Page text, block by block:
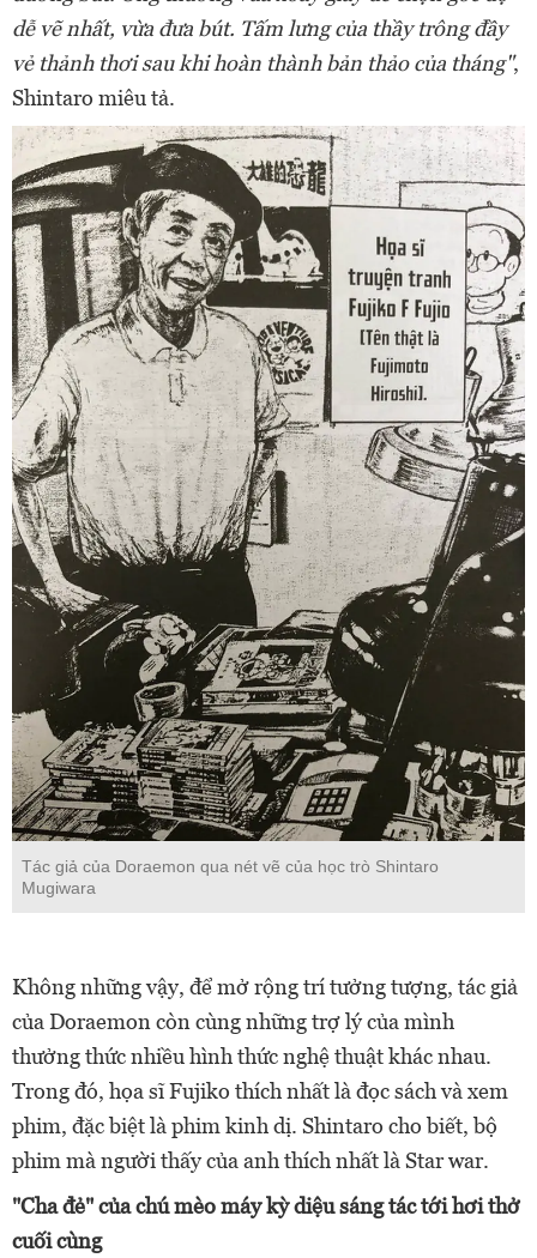
dễ vẽ nhất, vừa đưa bút. Tấm lưng của thầy trông đầy
vẻ thảnh thơi sau khi hoàn thành bản thảo của tháng",
Shintaro miêu tả.
Tác giả của Doraemon qua nét vẽ của học trò Shintaro
Mugiwara
Không những vậy, để mở rộng trí tưởng tượng, tác giả
của Doraemon còn cùng những trợ lý của mình
thưởng thức nhiều hình thức nghệ thuật khác nhau.
Trong đó, họa sĩ Fujiko thích nhất là đọc sách và xem
phim, đặc biệt là phim kinh dị. Shintaro cho biết, bộ
phim mà người thấy của anh thích nhất là Star war.
"Cha đẻ" của chú mèo máy kỳ diệu sáng tác tới hơi thở
cuối cùng